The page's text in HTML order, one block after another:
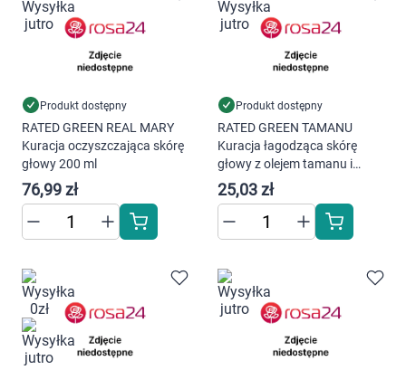
Mężczyzna
Zdrowy styl życia
Zabawki
Sprzęt medyczny
Motoryzacja
Grupy produktowe
Marki
Produkt dostępny
RATED GREEN REAL MARY
Kuracja oczyszczająca skórę
głowy 200 ml
76,99 zł
Produkt dostępny
RATED GREEN TAMANU
Kuracja łagodząca skórę
głowy z olejem tamanu i
czarną porzeczką 50 ml
25,03 zł